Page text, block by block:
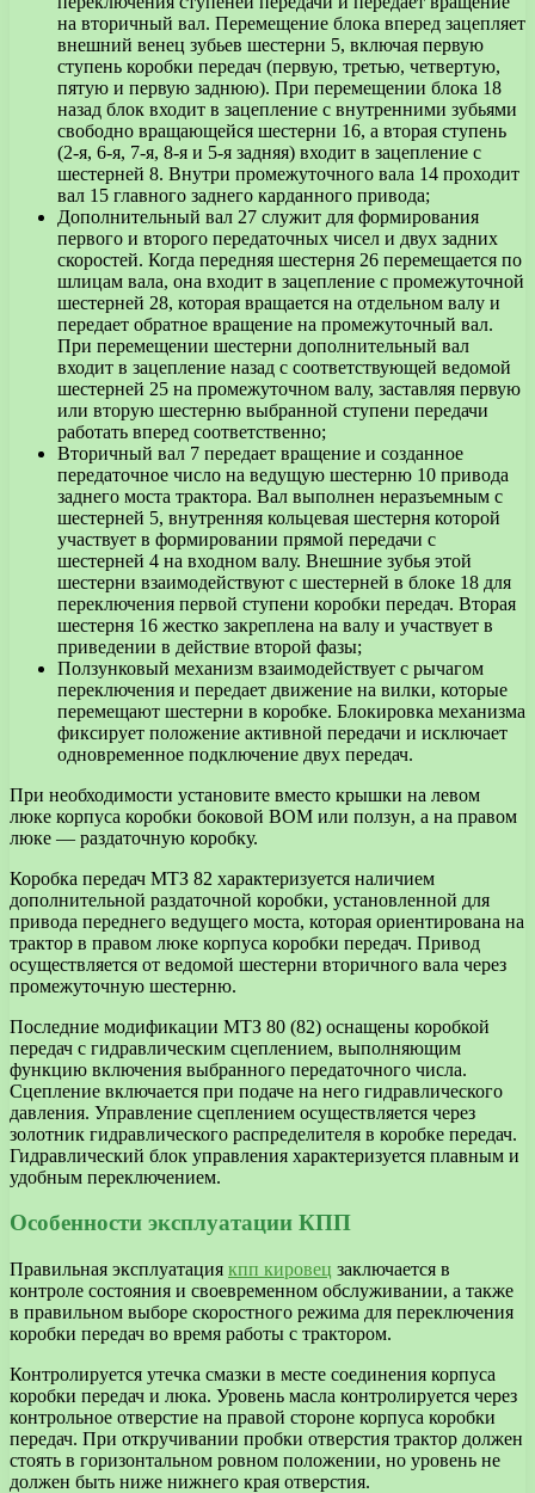
на вторичный вал. Перемещение блока вперед зацепляет
внешний венец зубьев шестерни 5, включая первую
ступень коробки передач (первую, третью, четвертую,
пятую и первую заднюю). При перемещении блока 18
назад блок входит в зацепление с внутренними зубьями
свободно вращающейся шестерни 16, а вторая ступень
(2-я, 6-я, 7-я, 8-я и 5-я задняя) входит в зацепление с
шестерней 8. Внутри промежуточного вала 14 проходит
вал 15 главного заднего карданного привода;
Дополнительный вал 27 служит для формирования
первого и второго передаточных чисел и двух задних
скоростей. Когда передняя шестерня 26 перемещается по
шлицам вала, она входит в зацепление с промежуточной
шестерней 28, которая вращается на отдельном валу и
передает обратное вращение на промежуточный вал.
При перемещении шестерни дополнительный вал
входит в зацепление назад с соответствующей ведомой
шестерней 25 на промежуточном валу, заставляя первую
или вторую шестерню выбранной ступени передачи
работать вперед соответственно;
Вторичный вал 7 передает вращение и созданное
передаточное число на ведущую шестерню 10 привода
заднего моста трактора. Вал выполнен неразъемным с
шестерней 5, внутренняя кольцевая шестерня которой
участвует в формировании прямой передачи с
шестерней 4 на входном валу. Внешние зубья этой
шестерни взаимодействуют с шестерней в блоке 18 для
переключения первой ступени коробки передач. Вторая
шестерня 16 жестко закреплена на валу и участвует в
приведении в действие второй фазы;
Ползунковый механизм взаимодействует с рычагом
переключения и передает движение на вилки, которые
перемещают шестерни в коробке. Блокировка механизма
фиксирует положение активной передачи и исключает
одновременное подключение двух передач.
При необходимости установите вместо крышки на левом
люке корпуса коробки боковой ВОМ или ползун, а на правом
люке — раздаточную коробку.
Коробка передач МТЗ 82 характеризуется наличием
дополнительной раздаточной коробки, установленной для
привода переднего ведущего моста, которая ориентирована на
трактор в правом люке корпуса коробки передач. Привод
осуществляется от ведомой шестерни вторичного вала через
промежуточную шестерню.
Последние модификации МТЗ 80 (82) оснащены коробкой
передач с гидравлическим сцеплением, выполняющим
функцию включения выбранного передаточного числа.
Сцепление включается при подаче на него гидравлического
давления. Управление сцеплением осуществляется через
золотник гидравлического распределителя в коробке передач.
Гидравлический блок управления характеризуется плавным и
удобным переключением.
Особенности эксплуатации КПП
Правильная эксплуатация кпп кировец заключается в
контроле состояния и своевременном обслуживании, а также
в правильном выборе скоростного режима для переключения
коробки передач во время работы с трактором.
Контролируется утечка смазки в месте соединения корпуса
коробки передач и люка. Уровень масла контролируется через
контрольное отверстие на правой стороне корпуса коробки
передач. При откручивании пробки отверстия трактор должен
стоять в горизонтальном ровном положении, но уровень не
должен быть ниже нижнего края отверстия.